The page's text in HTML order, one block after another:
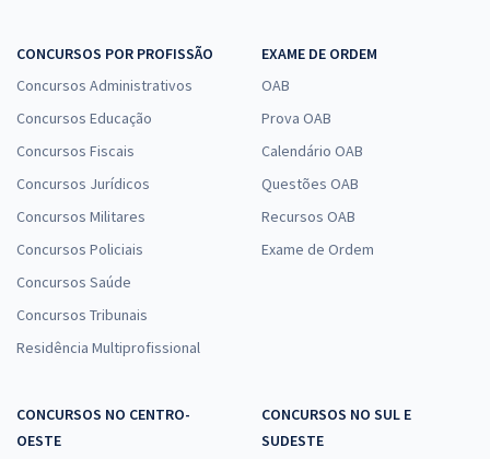
CONCURSOS POR PROFISSÃO
Concursos Administrativos
Concursos Educação
Concursos Fiscais
Concursos Jurídicos
Concursos Militares
Concursos Policiais
Concursos Saúde
Concursos Tribunais
Residência Multiprofissional
EXAME DE ORDEM
OAB
Prova OAB
Calendário OAB
Questões OAB
Recursos OAB
Exame de Ordem
CONCURSOS NO CENTRO-
OESTE
CONCURSOS NO SUL E
SUDESTE